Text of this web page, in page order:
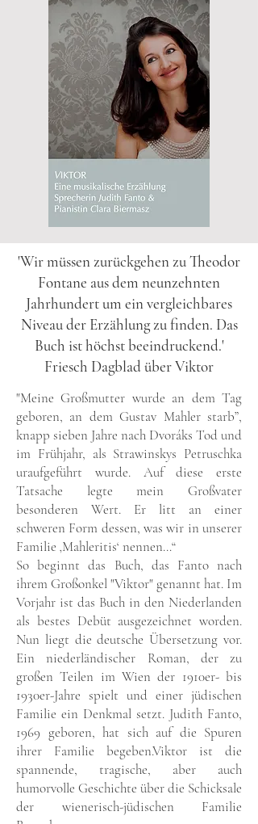
'Wir müssen zurückgehen zu Theodor
Fontane aus dem neunzehnten
Jahrhundert um ein vergleichbares
Niveau der Erzählung zu finden. Das
Buch ist höchst beeindruckend.'
Friesch Dagblad über Viktor
"Meine Großmutter wurde an dem Tag
geboren, an dem Gustav Mahler starb”,
knapp sieben Jahre nach Dvoráks Tod und
im Frühjahr, als Strawinskys Petruschka
uraufgeführt wurde. Auf diese erste
Tatsache legte mein Großvater
besonderen Wert. Er litt an einer
schweren Form dessen, was wir in unserer
Familie ‚Mahleritis‘ nennen…“
So beginnt das Buch, das Fanto nach
ihrem Großonkel "Viktor" genannt hat. Im
Vorjahr ist das Buch in den Niederlanden
als bestes Debüt ausgezeichnet worden.
Nun liegt die deutsche Übersetzung vor.
Ein niederländischer Roman, der zu
großen Teilen im Wien der 1910er- bis
1930er-Jahre spielt und einer jüdischen
Familie ein Denkmal setzt. Judith Fanto,
1969 geboren, hat sich auf die Spuren
ihrer Familie begeben.Viktor ist die
spannende, tragische, aber auch
humorvolle Geschichte über die Schicksale
der wienerisch-jüdischen Familie